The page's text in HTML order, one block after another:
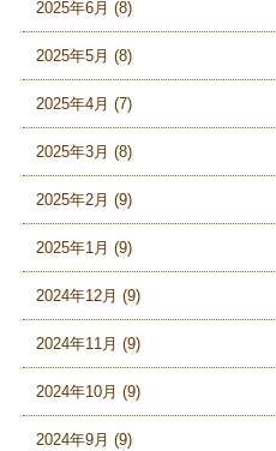
2025年6月 (8)
2025年5月 (8)
2025年4月 (7)
2025年3月 (8)
2025年2月 (9)
2025年1月 (9)
2024年12月 (9)
2024年11月 (9)
2024年10月 (9)
2024年9月 (9)